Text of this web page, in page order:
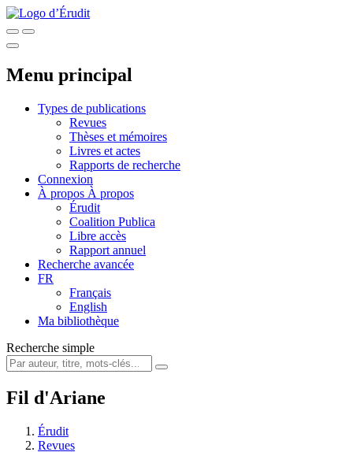
Menu principal
Types de publications
Revues
Thèses et mémoires
Livres et actes
Rapports de recherche
Connexion
À propos À propos
Érudit
Coalition Publica
Libre accès
Rapport annuel
Recherche avancée
FR
Français
English
Ma bibliothèque
Recherche simple
Fil d'Ariane
Érudit
Revues